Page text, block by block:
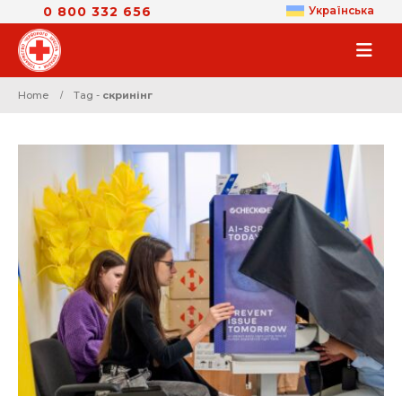
0 800 332 656 Українська
Home Tag - скринінг